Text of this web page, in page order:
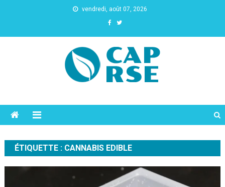
vendredi, août 07, 2026
ÉTIQUETTE : CANNABIS EDIBLE